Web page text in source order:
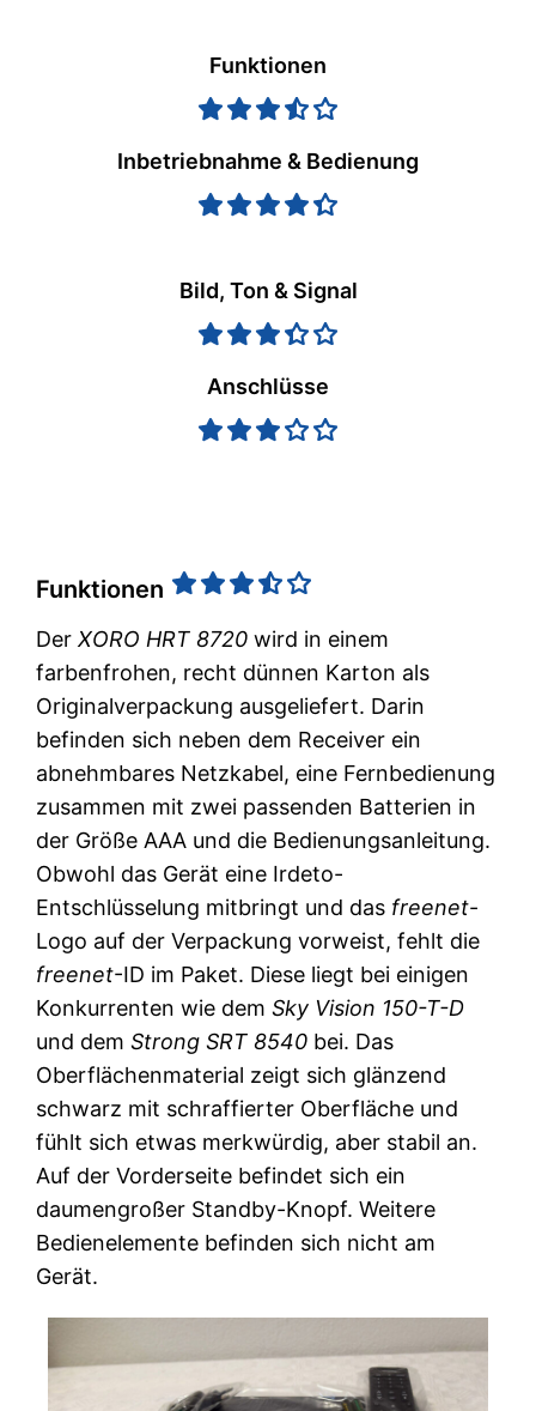
Funktionen
Inbetriebnahme & Bedienung
Bild, Ton & Signal
Anschlüsse
Funktionen
Der XORO HRT 8720 wird in einem
farbenfrohen, recht dünnen Karton als
Originalverpackung ausgeliefert. Darin
befinden sich neben dem Receiver ein
abnehmbares Netzkabel, eine Fernbedienung
zusammen mit zwei passenden Batterien in
der Größe AAA und die Bedienungsanleitung.
Obwohl das Gerät eine Irdeto-
Entschlüsselung mitbringt und das freenet-
Logo auf der Verpackung vorweist, fehlt die
freenet-ID im Paket. Diese liegt bei einigen
Konkurrenten wie dem Sky Vision 150-T-D
und dem Strong SRT 8540 bei. Das
Oberflächenmaterial zeigt sich glänzend
schwarz mit schraffierter Oberfläche und
fühlt sich etwas merkwürdig, aber stabil an.
Auf der Vorderseite befindet sich ein
daumengroßer Standby-Knopf. Weitere
Bedienelemente befinden sich nicht am
Gerät.